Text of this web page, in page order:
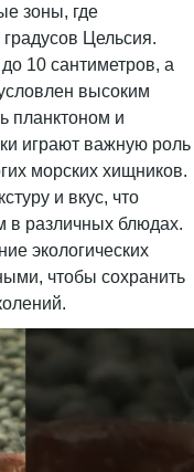
зоны, где
Цельсия.
10 сантиметров, а
высоким
планктоном и
играют важную роль
морских хищников.
и вкус, что
в различных блюдах.
экологических
чтобы сохранить